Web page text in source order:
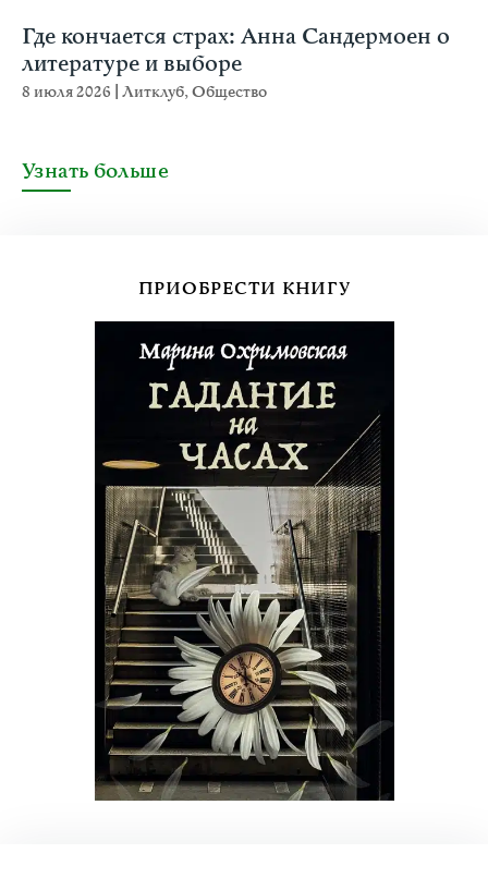
Где кончается страх: Анна Сандермоен о
литературе и выборе
8 июля 2026 Литклуб,Общество
Узнать больше
ПРИОБРЕСТИ КНИГУ